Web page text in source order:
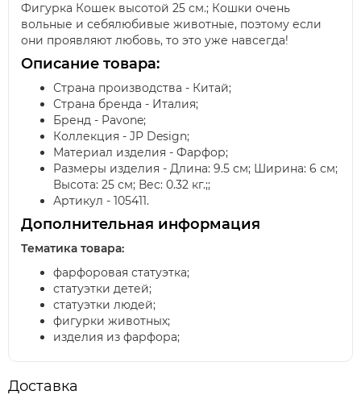
Фигурка Кошек высотой 25 см.; Кошки очень
вольные и себялюбивые животные, поэтому если
они проявляют любовь, то это уже навсегда!
Описание товара:
Страна производства - Китай;
Страна бренда - Италия;
Бренд - Pavone;
Коллекция - JP Design;
Материал изделия - Фарфор;
Размеры изделия - Длина: 9.5 см; Ширина: 6 см;
Высота: 25 см; Вес: 0.32 кг.;;
Артикул - 105411.
Дополнительная информация
Тематика товара:
фарфоровая статуэтка;
статуэтки детей;
статуэтки людей;
фигурки животных;
изделия из фарфора;
Доставка